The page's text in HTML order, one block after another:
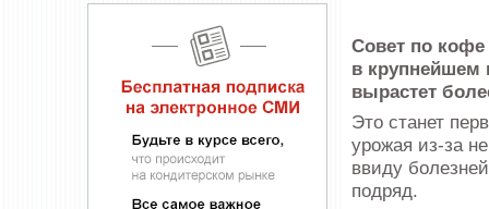
Совет по кофе
в крупнейшем
вырастет
Это станет
урожая из-за
ввиду
подряд.